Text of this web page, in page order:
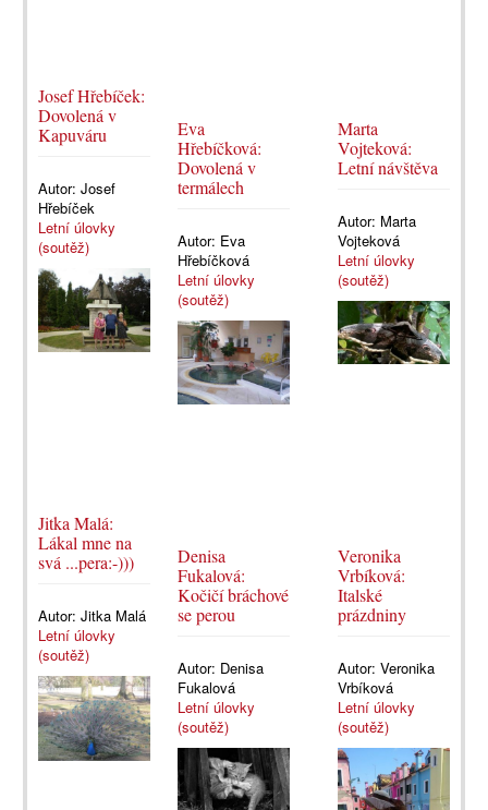
Josef Hřebíček:
Dovolená v
Kapuváru
Autor: Josef
Hřebíček
Letní úlovky
(soutěž)
Eva
Hřebíčková:
Dovolená v
termálech
Autor: Eva
Hřebíčková
Letní úlovky
(soutěž)
Marta
Vojteková:
Letní návštěva
Autor: Marta
Vojteková
Letní úlovky
(soutěž)
Jitka Malá:
Lákal mne na
svá ...pera:-)))
Autor: Jitka Malá
Letní úlovky
(soutěž)
Denisa
Fukalová:
Kočičí bráchové
se perou
Autor: Denisa
Fukalová
Letní úlovky
(soutěž)
Veronika
Vrbíková:
Italské
prázdniny
Autor:Veronika
Vrbíková
Letní úlovky
(soutěž)